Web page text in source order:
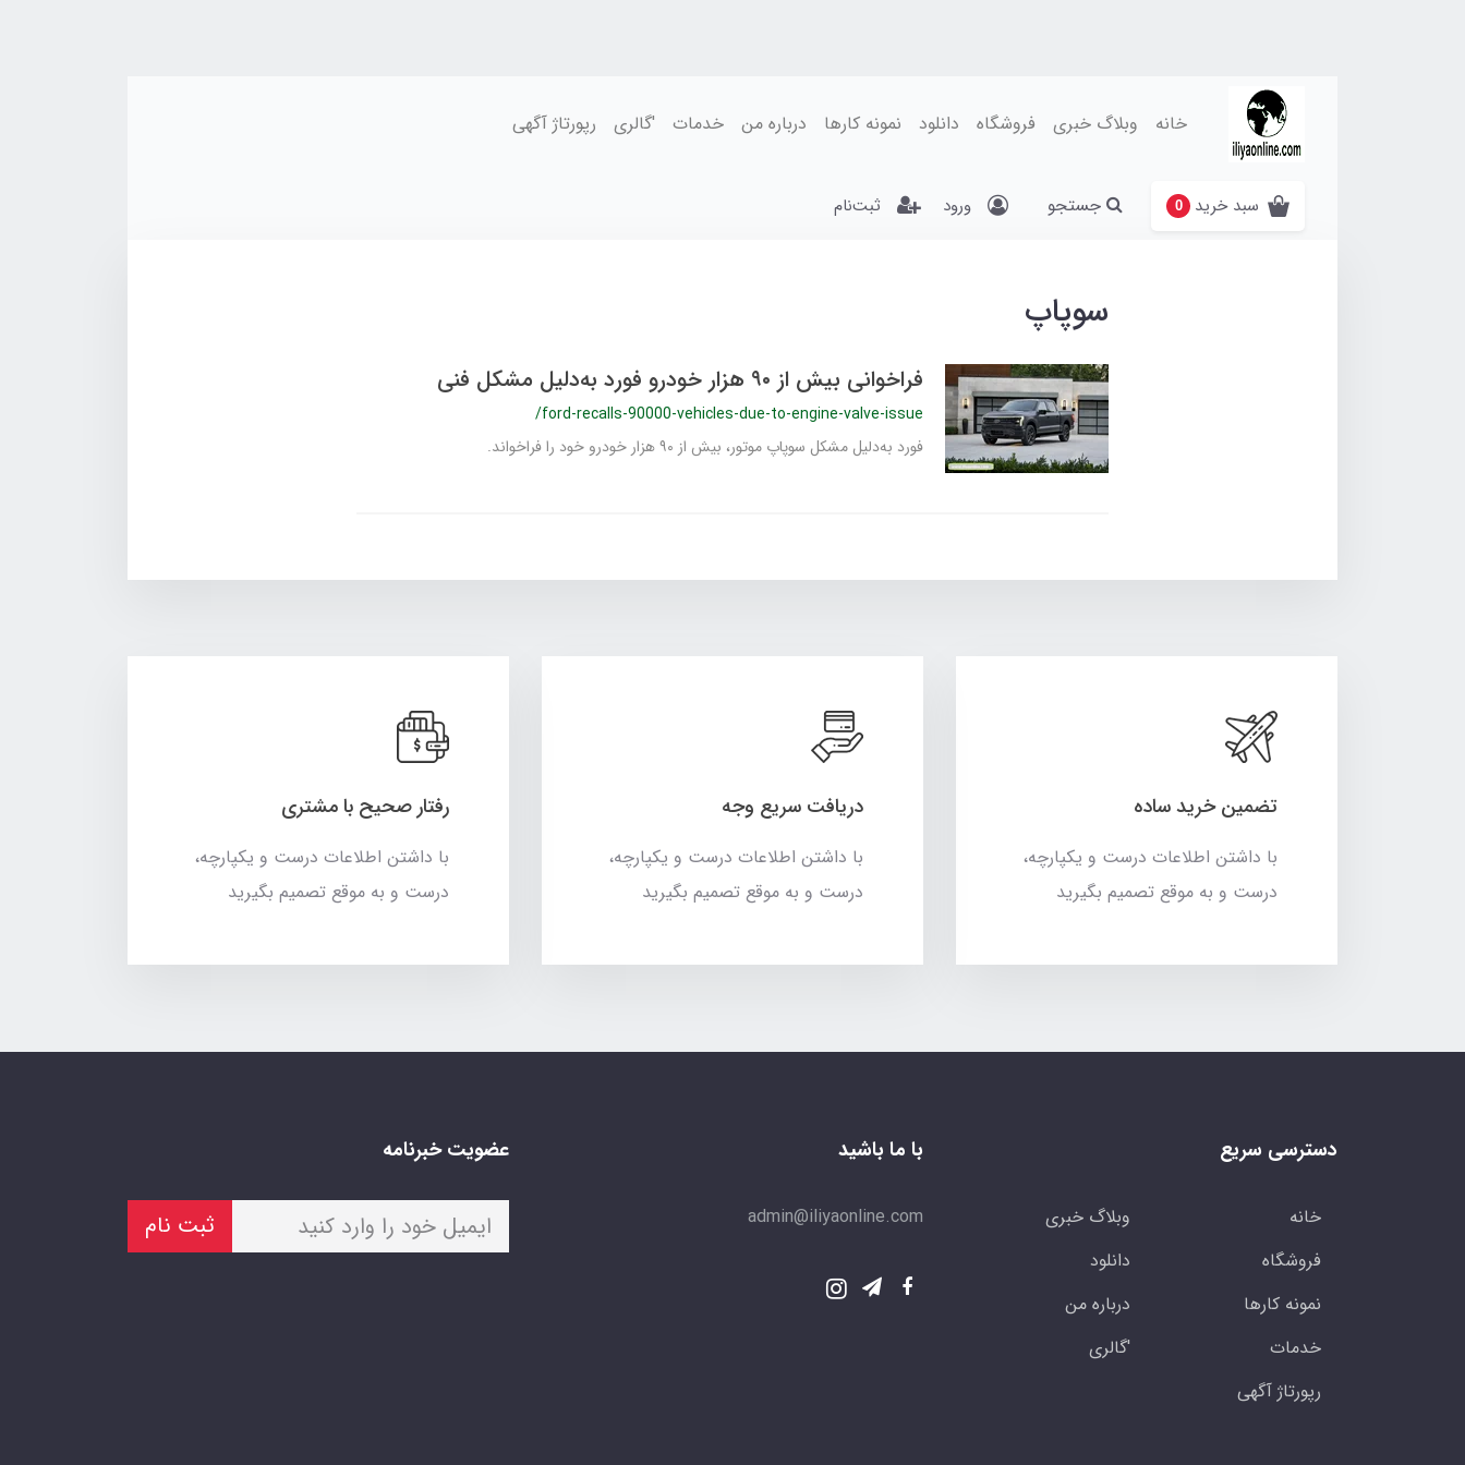
خانه وبلاگ خبری فروشگاه دانلود نمونه کارها درباره من خدمات 'گالری رپورتاژ آگهی
سبد خرید 0 جستجو ورود ثبت‌نام
سوپاپ
فراخوانی بیش از ۹۰ هزار خودرو فورد به‌دلیل مشکل فنی
/ford-recalls-90000-vehicles-due-to-engine-valve-issue
فورد به‌دلیل مشکل سوپاپ موتور، بیش‌ از ۹۰ هزار خودرو خود را فراخواند.
تضمین خرید ساده
با داشتن اطلاعات درست و یکپارچه،
درست و به موقع تصمیم بگیرید
دریافت سریع وجه
با داشتن اطلاعات درست و یکپارچه،
درست و به موقع تصمیم بگیرید
رفتار صحیح با مشتری
با داشتن اطلاعات درست و یکپارچه،
درست و به موقع تصمیم بگیرید
دسترسی سریع
خانه
وبلاگ خبری
فروشگاه
دانلود
نمونه کارها
درباره من
خدمات
'گالری
رپورتاژ آگهی
با ما باشید
admin@iliyaonline.com
عضویت خبرنامه
ثبت نام